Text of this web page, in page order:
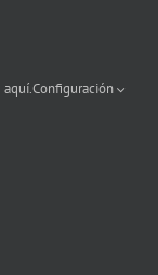
aquí.Configuración